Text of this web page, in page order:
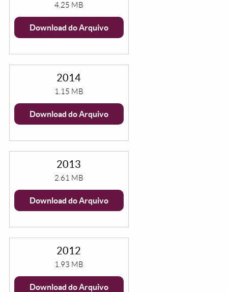
4.25 MB
Download do Arquivo
2014
1.15 MB
Download do Arquivo
2013
2.61 MB
Download do Arquivo
2012
1.93 MB
Download do Arquivo